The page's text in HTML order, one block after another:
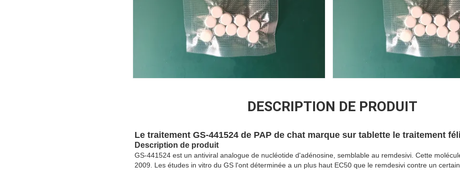
DESCRIPTION DE PRODUIT
Le traitement GS-441524 de PAP de chat marque sur tablette le traitement
Description de produit
GS-441524 est un antiviral analogue de nucléotide d'adénosine, semblable au remdesivi. Cette
2009. Les études in vitro du GS l'ont déterminée a un plus haut EC50 que le remdesivi contre un